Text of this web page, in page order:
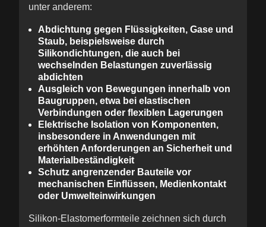
unter anderem:
Abdichtung gegen Flüssigkeiten, Gase und
Staub, beispielsweise durch
Silikondichtungen, die auch bei
wechselnden Belastungen zuverlässig
abdichten
Ausgleich von Bewegungen innerhalb von
Baugruppen, etwa bei elastischen
Verbindungen oder flexiblen Lagerungen
Elektrische Isolation von Komponenten,
insbesondere in Anwendungen mit
erhöhten Anforderungen an Sicherheit und
Materialbeständigkeit
Schutz angrenzender Bauteile vor
mechanischen Einflüssen, Medienkontakt
oder Umwelteinwirkungen
Silikon-Elastomerformteile zeichnen sich durch